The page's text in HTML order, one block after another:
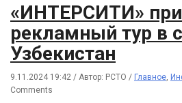
«ИНТЕРСИТИ»
рекламный тур в
Узбекистан
9.11.2024 19:42 / Автор: РСТО / Главное
Comments